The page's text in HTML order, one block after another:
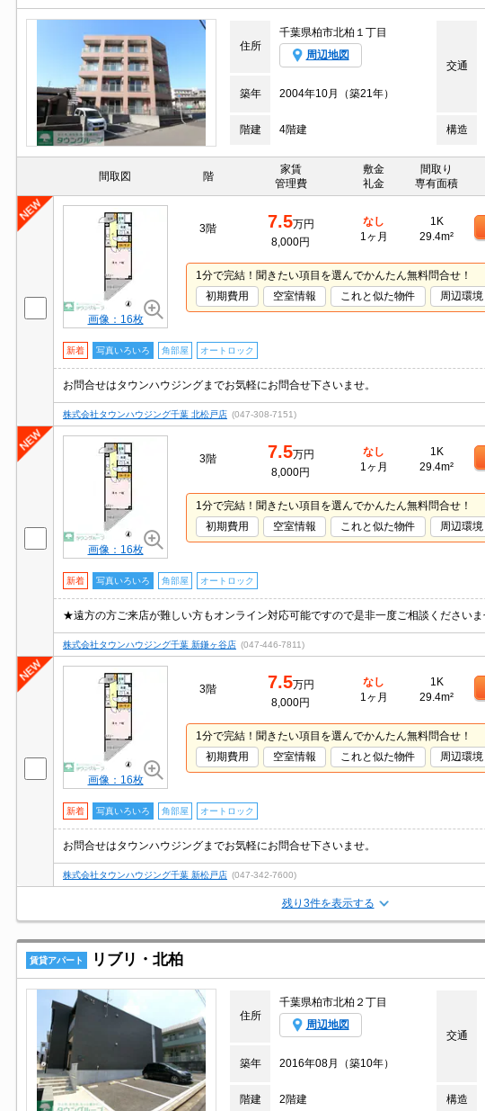
住所
千葉県柏市北柏１丁目
周辺地図
交通
築年
2004年10月（築21年）
階建 4階建 構造
間取図 階
家賃
管理費
敷金
礼金
間取り
専有面積
画像：16枚
3階 7.5万円
8,000円
なし
1ヶ月
1K
29.4m²
1分で完結！聞きたい項目を選んでかんたん無料問合せ！
初期費用
空室情報 これと似た物件 周辺環境
新着 写真いろいろ 角部屋 オートロック
お問合せはタウンハウジングまでお気軽にお問合せ下さいませ。
株式会社タウンハウジング千葉 北松戸店 (047-308-7151)
画像：16枚
3階 7.5万円
8,000円
なし
1ヶ月
1K
29.4m²
1分で完結！聞きたい項目を選んでかんたん無料問合せ！
初期費用
空室情報 これと似た物件 周辺環境
新着 写真いろいろ 角部屋 オートロック
株式会社タウンハウジング千葉 新鎌ヶ谷店 (047-446-7811)
画像：16枚
3階 7.5万円
8,000円
なし
1ヶ月
1K
29.4m²
1分で完結！聞きたい項目を選んでかんたん無料問合せ！
初期費用
空室情報 これと似た物件 周辺環境
新着 写真いろいろ 角部屋 オートロック
お問合せはタウンハウジングまでお気軽にお問合せ下さいませ。
株式会社タウンハウジング千葉 新松戸店 (047-342-7600)
残り3件を表示する
賃貸アパート リブリ・北柏
住所
千葉県柏市北柏２丁目
周辺地図
交通
築年
2016年08月（築10年）
階建 2階建 構造